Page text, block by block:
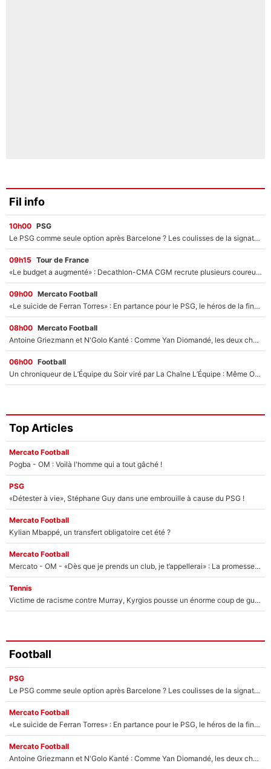
Fil info
10h00 PSG
Le PSG comme seule option après Barcelone ? Les coulisses de la signature historique de Lionel Messi sont révélées au grand jour !
09h15 Tour de France
«Le budget a augmenté» : Decathlon-CMA CGM recrute plusieurs coureurs pour offrir à Paul Seixas une équipe pour gagner le Tour de France 2027
09h00 Mercato Football
«Le suicide de Ferran Torres» : En partance pour le PSG, le héros de la finale de la Coupe du monde s'attire les foudres de la presse espagnole !
08h00 Mercato Football
Antoine Griezmann et N'Golo Kanté : Comme Yan Diomandé, les deux champions du monde ont refusé de signer au PSG !
06h00 Football
Un chroniqueur de L’Équipe du Soir viré par La Chaîne L’Équipe : Même Olivier Ménard n’avait pas pu empêcher son départ, «je l’ai appris sur Twitter, je l’ai vécu assez mal»
Top Articles
Mercato Football
Pogba - OM : Voilà l'homme qui a tout gâché !
PSG
«Détester à vie», Stéphane Guy dans une embrouille à cause du PSG !
Mercato Football
Kylian Mbappé, un transfert obligatoire cet été ?
Mercato Football
Mercato - OM - «Dès que je prends un club, je t’appellerai» : La promesse de Marcelino au moment de claquer la porte
Tennis
Victime de racisme contre Murray, Kyrgios pousse un énorme coup de gueule !
Football
PSG
Le PSG comme seule option après Barcelone ? Les coulisses de la signature historique de Lionel Messi sont révélées au grand jour !
Mercato Football
«Le suicide de Ferran Torres» : En partance pour le PSG, le héros de la finale de la Coupe du monde s'attire les foudres de la presse espagnole !
Mercato Football
Antoine Griezmann et N'Golo Kanté : Comme Yan Diomandé, les deux champions du monde ont refusé de signer au PSG !